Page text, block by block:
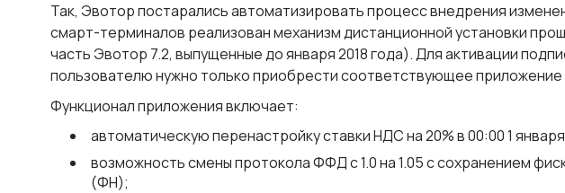
Так, Эвоторпостарались автоматизировать процесс внедрения
смарт-терминалов реализован механизм дистанционной установки
часть Эвотор 7.2, выпущенные до января 2018 года). Для активации
пользователю нужно только приобрести соответствующее
Функционал приложения включает:
автоматическую перенастройку ставки НДС на 20% в 00:00 1 января
возможность смены протокола ФФД с 1.0 на 1.05 с сохранением
(ФН);